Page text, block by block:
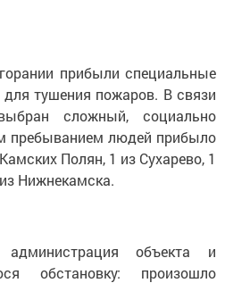
прибыли специальные
тушения пожаров. В связи
сложный, социально
пребыванием людей прибыло
Полян, 1 из Сухарево, 1
Нижнекамска.
объекта и
обстановку: произошло